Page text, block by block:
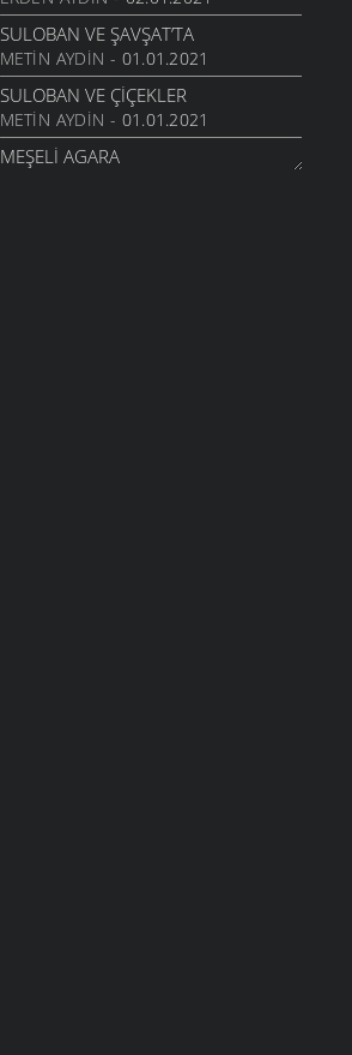
SULOBAN VE ŞAVŞAT’TA
METIN AYDIN - 01.01.2021
SULOBAN VE ÇIÇEKLER
METIN AYDIN - 01.01.2021
MEŞELI AGARA